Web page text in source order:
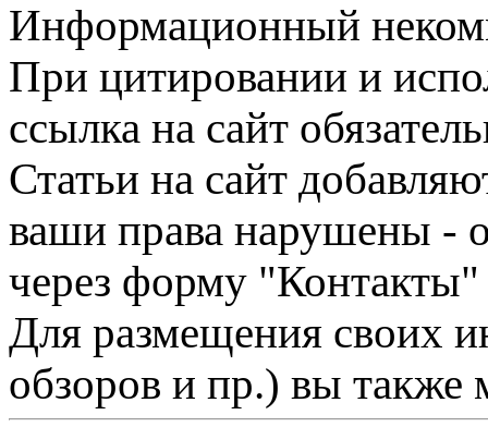
Информационный
При цитировании и
ссылка на сайт
Статьи на сайт
ваши права нарушены -
через форму "Контакты"
Для размещения своих
обзоров и пр.) вы также